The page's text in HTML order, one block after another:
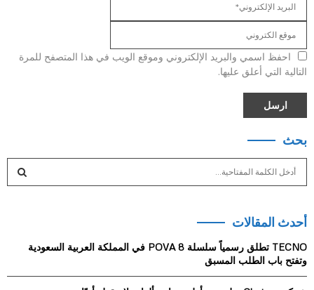
احفظ اسمي والبريد الإلكتروني وموقع الويب في هذا المتصفح للمرة
التالية التي أعلق عليها.
بحث
c
f
o
أحدث المقالات
TECNO تطلق رسمياً سلسلة POVA 8 في المملكة العربية السعودية
وتفتح باب الطلب المسبق